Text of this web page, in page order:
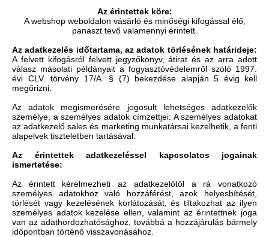
Az érintettek köre:
A webshop weboldalon vásárló és minőségi kifogással élő,
panaszt tevő valamennyi érintett.
Az adatkezelés időtartama, az adatok törlésének határideje:
A felvett kifogásról felvett jegyzőkönyv, átirat és az arra adott
válasz másolati példányait a fogyasztóvédelemről szóló 1997.
évi CLV. törvény 17/A. § (7) bekezdése alapján 5 évig kell
megőrizni.
Az adatok megismerésére jogosult lehetséges adatkezelők
személye, a személyes adatok címzettjei: A személyes adatokat
az adatkezelő sales és marketing munkatársai kezelhetik, a fenti
alapelvek tiszteletben tartásával.
Az érintettek adatkezeléssel kapcsolatos jogainak
ismertetése:
Az érintett kérelmezheti az adatkezelőtől a rá vonatkozó
személyes adatokhoz való hozzáférést, azok helyesbítését,
törlését vagy kezelésének korlátozását, és tiltakozhat az ilyen
személyes adatok kezelése ellen, valamint az érintettnek joga
van az adathordozhatósághoz, továbbá a hozzájárulás bármely
időpontban történő visszavonásához.